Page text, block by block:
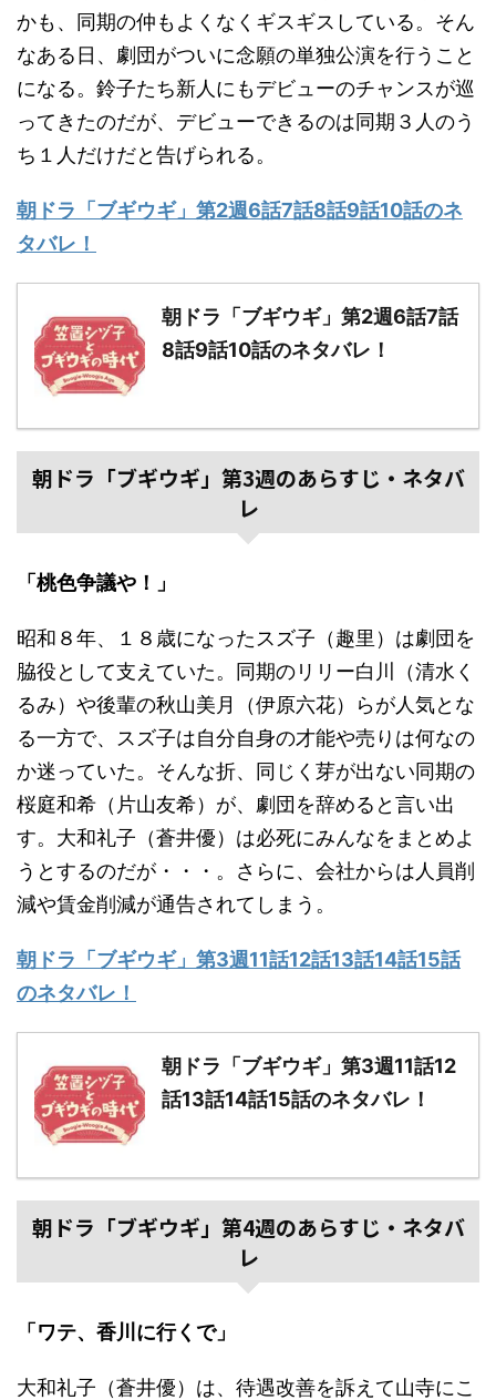
かも、同期の仲もよくなくギスギスしている。そん
なある日、劇団がついに念願の単独公演を行うこと
になる。鈴子たち新人にもデビューのチャンスが巡
ってきたのだが、デビューできるのは同期３人のう
ち１人だけだと告げられる。
朝ドラ「ブギウギ」第2週6話7話8話9話10話のネ
タバレ！
朝ドラ「ブギウギ」第2週6話7話
8話9話10話のネタバレ！
朝ドラ「ブギウギ」第3週のあらすじ・ネタバ
レ
「桃色争議や！」
昭和８年、１８歳になったスズ子（趣里）は劇団を
脇役として支えていた。同期のリリー白川（清水く
るみ）や後輩の秋山美月（伊原六花）らが人気とな
る一方で、スズ子は自分自身の才能や売りは何なの
か迷っていた。そんな折、同じく芽が出ない同期の
桜庭和希（片山友希）が、劇団を辞めると言い出
す。大和礼子（蒼井優）は必死にみんなをまとめよ
うとするのだが・・・。さらに、会社からは人員削
減や賃金削減が通告されてしまう。
朝ドラ「ブギウギ」第3週11話12話13話14話15話
のネタバレ！
朝ドラ「ブギウギ」第3週11話12
話13話14話15話のネタバレ！
朝ドラ「ブギウギ」第4週のあらすじ・ネタバ
レ
「ワテ、香川に行くで」
大和礼子（蒼井優）は、待遇改善を訴えて山寺にこ